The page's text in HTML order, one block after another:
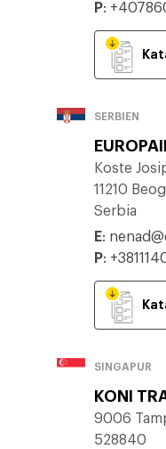
P:
SERBIEN
Koste
11210
Serbia
E:
P:
SINGAPUR
KONI
9006
528840